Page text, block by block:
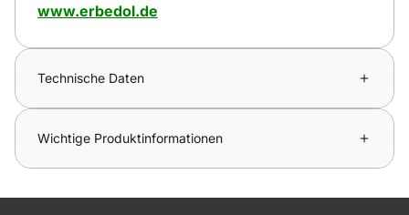
www.erbedol.de
Technische Daten
Wichtige Produktinformationen